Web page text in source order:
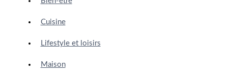
Cuisine
Lifestyle et loisirs
Maison